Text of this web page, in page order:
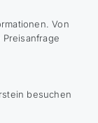
Von
besuchen